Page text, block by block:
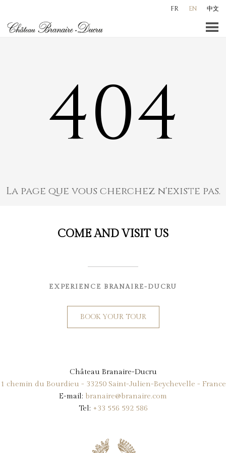
content
FR EN 中文
404
La page que vous cherchez n'existe pas.
COME AND VISIT US
EXPERIENCE BRANAIRE-DUCRU
BOOK YOUR TOUR
Château Branaire-Ducru
1 chemin du Bourdieu - 33250 Saint-Julien-Beychevelle - France
E-mail: branaire@branaire.com
Tel: +33 556 592 586